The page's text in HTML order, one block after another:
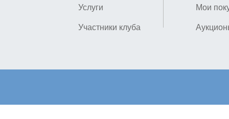
Услуги
Участники клуба
Мои